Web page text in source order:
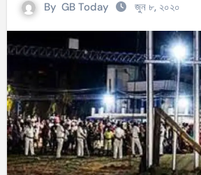
By GB Today জুন ৮, ২০২০